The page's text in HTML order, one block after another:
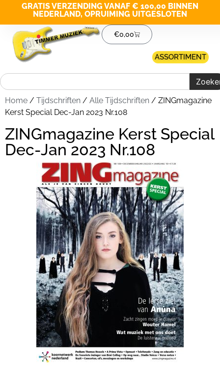
GRATIS VERZENDING VANAF € 100,00 BINNEN
NEDERLAND, OPRUIMING UITGESLOTEN
€0,00
ASSORTIMENT
Home / Tijdschriften / Alle Tijdschriften / ZINGmagazine
Kerst Special Dec-Jan 2023 Nr.108
ZINGmagazine Kerst Special
Dec-Jan 2023 Nr.108